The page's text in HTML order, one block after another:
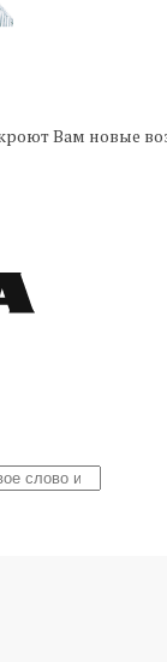
Вам новые